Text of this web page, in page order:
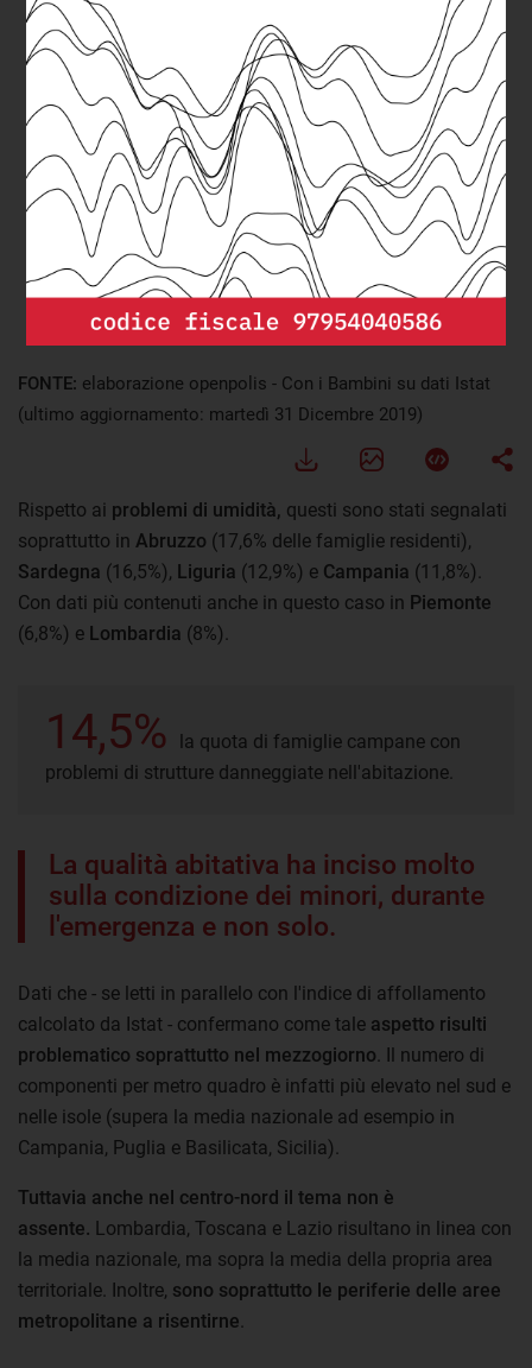
FONTE: elaborazione openpolis - Con i Bambini su dati Istat
(ultimo aggiornamento: martedì 31 Dicembre 2019)
Rispetto ai problemi di umidità, questi sono stati segnalati
soprattutto in Abruzzo (17,6% delle famiglie residenti),
Sardegna (16,5%), Liguria (12,9%) e Campania (11,8%).
Con dati più contenuti anche in questo caso in Piemonte
(6,8%) e Lombardia (8%).
14,5%
la quota di famiglie campane con
problemi di strutture danneggiate nell'abitazione.
La qualità abitativa ha inciso molto
sulla condizione dei minori, durante
l'emergenza e non solo.
Dati che - se letti in parallelo con l'indice di affollamento
calcolato da Istat - confermano come tale aspetto risulti
problematico soprattutto nel mezzogiorno. Il numero di
componenti per metro quadro è infatti più elevato nel sud e
nelle isole (supera la media nazionale ad esempio in
Campania, Puglia e Basilicata, Sicilia).
Tuttavia anche nel centro-nord il tema non è
assente. Lombardia, Toscana e Lazio risultano in linea con
la media nazionale, ma sopra la media della propria area
territoriale. Inoltre, sono soprattutto le periferie delle aree
metropolitane a risentirne.